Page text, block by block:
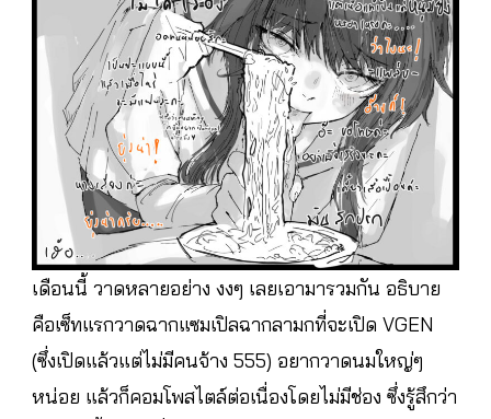
เดือนนี้ วาดหลายอย่าง งงๆ เลยเอามารวมกัน อธิบาย
คือเซ็ทแรกวาดฉากแซมเปิลฉากลามกที่จะเปิด VGEN
(ซึ่งเปิดแล้วแต่ไม่มีคนจ้าง 555) อยากวาดนมใหญ่ๆ
หน่อย แล้วก็คอมโพสไตล์ต่อเนื่องโดยไม่มีช่อง ซึ่งรู้สึกว่า